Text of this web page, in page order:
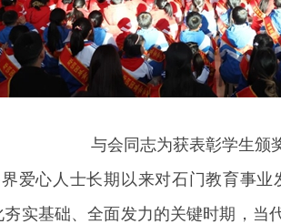
与会同志为获表彰学生颁
爱心人士长期以来对石门教育事
实基础、全面发力的关键时期，